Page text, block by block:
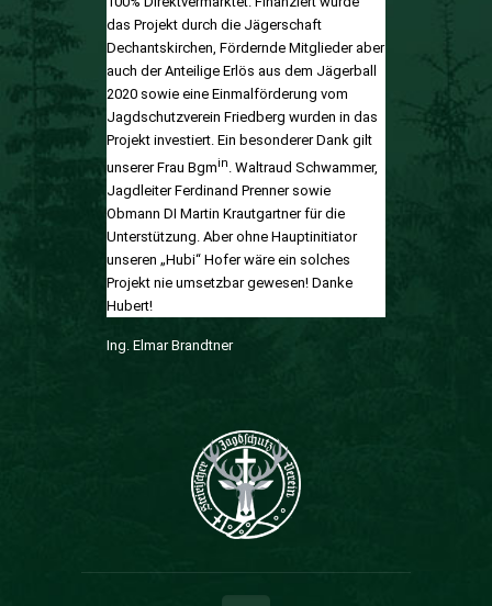
das Projekt durch die Jägerschaft
Dechantskirchen, Fördernde Mitglieder aber
auch der Anteilige Erlös aus dem Jägerball
2020 sowie eine Einmalförderung vom
Jagdschutzverein Friedberg wurden in das
Projekt investiert. Ein besonderer Dank gilt
unserer Frau Bgmin . Waltraud Schwammer,
Jagdleiter Ferdinand Prenner sowie
Obmann DI Martin Krautgartner für die
Unterstützung. Aber ohne Hauptinitiator
unseren „Hubi“ Hofer wäre ein solches
Projekt nie umsetzbar gewesen! Danke
Hubert!
Ing. Elmar Brandtner